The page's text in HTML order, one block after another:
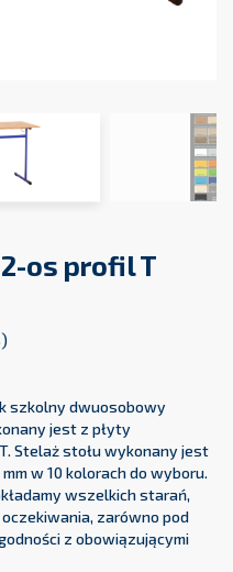
os profil T
szkolny dwuosobowy
jest z płyty
Stelaż stołu wykonany jest
w 10 kolorach do wyboru.
wszelkich starań,
zarówno pod
z obowiązującymi